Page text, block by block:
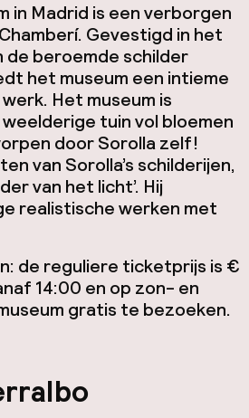
in Madrid is een verborgen
Gevestigd in het
de beroemde schilder
het museum een intieme
Het museum is
tuin vol bloemen
door Sorolla zelf!
van Sorolla’s schilderijen,
van het licht’. Hij
realistische werken met
de reguliere ticketprijs is €
14:00 en op zon- en
gratis te bezoeken.